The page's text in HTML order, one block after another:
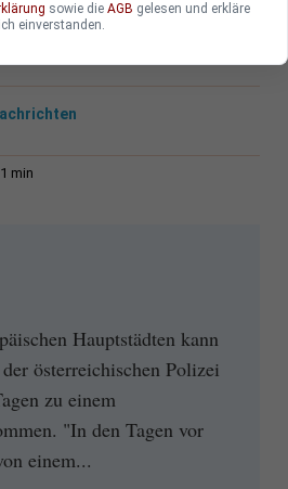
kommen könnte.
1 min
Hauptstädten kann
österreichischen Polizei
zu einem
"In den Tagen vor
einem...
sowie die AGB gelesen und erkläre
einverstanden.